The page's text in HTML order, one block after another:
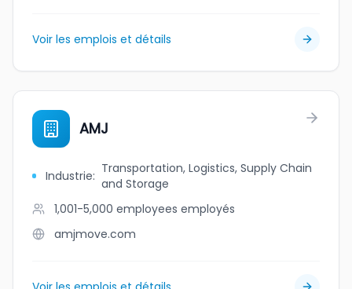
Voir les emplois et détails
AMJ
Industrie: Transportation, Logistics, Supply Chain
and Storage
1,001-5,000 employees employés
amjmove.com